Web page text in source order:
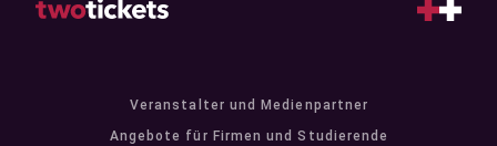
Veranstalter und Medienpartner
Angebote für Firmen und Studierende